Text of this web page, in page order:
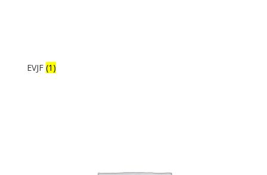
EVJF (1)